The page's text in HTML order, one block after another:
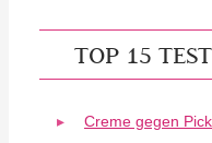
TOP 15
Creme gegen